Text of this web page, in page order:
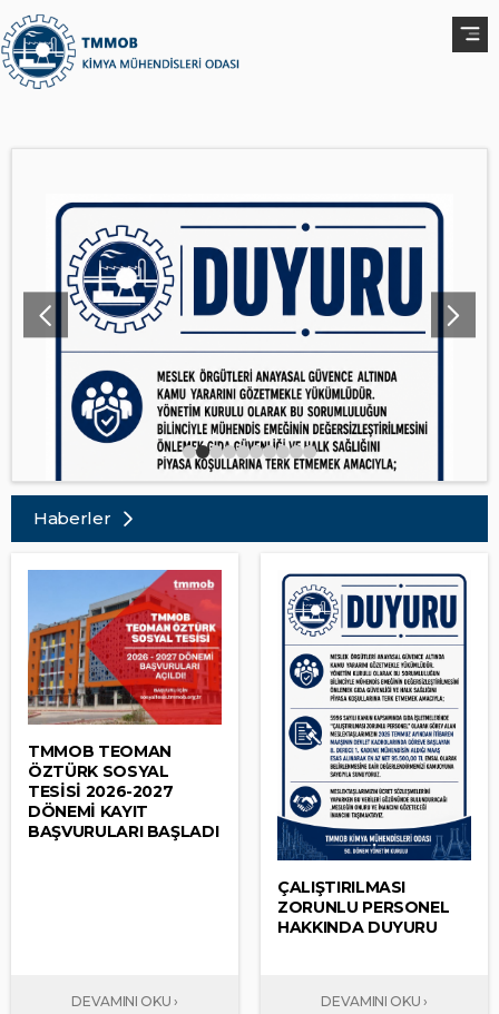
ÇALIŞTIRILMASI ZORUNLU PERSONEL
Haberler
TMMOB TEOMAN
ÖZTÜRK SOSYAL
TESİSİ 2026-2027
DÖNEMİ KAYIT
BAŞVURULARI BAŞLADI
ÇALIŞTIRILMASI
ZORUNLU PERSONEL
HAKKINDA DUYURU